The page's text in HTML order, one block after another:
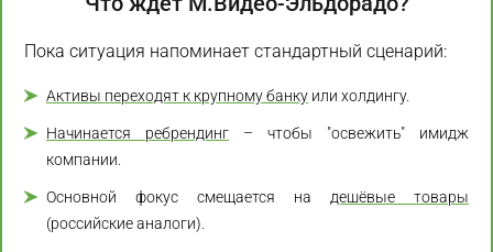
Пока ситуация напоминает стандартный сценарий:
Активы переходят к крупному банку или холдингу.
Начинается ребрендинг – чтобы "освежить" имидж
компании.
Основной фокус смещается на дешёвые товары
(российские аналоги).